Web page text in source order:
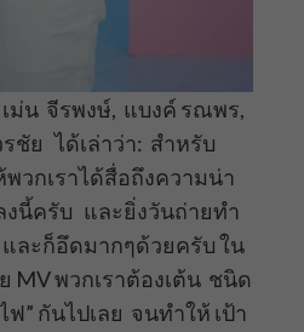
ม่น จีรพงษ์, แบงค์ รณพร,
ชัย ได้เล่าว่า: สำหรับ
วกเราได้สื่อถึงความน่า
งนี้ครับ และยิ่งวันถ่ายทำ
และก็อึดมากๆด้วยครับ ใน
MV พวกเราต้องเต้น ชนิด
” กันไปเลย จนทำให้ เป้า